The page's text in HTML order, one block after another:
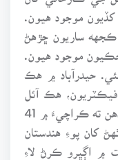
موجود هيون.
۾ سنڌ ۾ ڪجهه ساريون ڇڙهڻ
چڪيون موجود هيون.
حيدرآباد ۾ هڪ
جننگ فيڪٽريون، هڪ آئل
مل ۽ هڪ چمڙي جو ڪارخانو هئو. جڏهن ته ڪراچيءَ ۾ 41
کان پوءِ هندستان
۾ اڳڀرو ڪرڻ لاءِ